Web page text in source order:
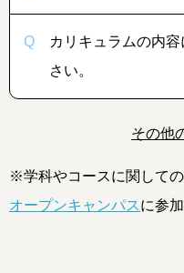
カリキュラムの内
さい。
その他
※学科やコースに関しての
オープンキャンパスに参